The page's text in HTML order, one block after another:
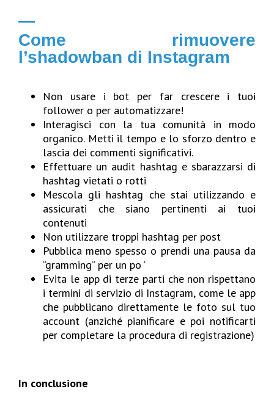
Come rimuovere
l’shadowban di Instagram
Non usare i bot per far crescere i tuoi
follower o per automatizzare!
Interagisci con la tua comunità in modo
organico. Metti il ​​tempo e lo sforzo dentro e
lascia dei commenti significativi.
Effettuare un audit hashtag e sbarazzarsi di
hashtag vietati o rotti
Mescola gli hashtag che stai utilizzando e
assicurati che siano pertinenti ai tuoi
contenuti
Non utilizzare troppi hashtag per post
Pubblica meno spesso o prendi una pausa da
“gramming” per un po ‘
Evita le app di terze parti che non rispettano
i termini di servizio di Instagram, come le app
che pubblicano direttamente le foto sul tuo
account (anziché pianificare e poi notificarti
per completare la procedura di registrazione)
In conclusione